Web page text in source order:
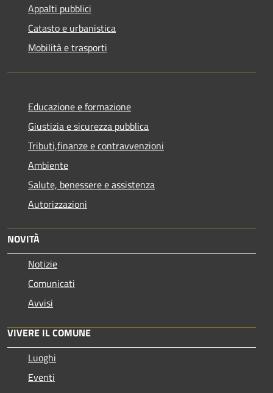
Appalti pubblici
Catasto e urbanistica
Mobilità e trasporti
Educazione e formazione
Giustizia e sicurezza pubblica
Tributi,finanze e contravvenzioni
Ambiente
Salute, benessere e assistenza
Autorizzazioni
NOVITÀ
Notizie
Comunicati
Avvisi
VIVERE IL COMUNE
Luoghi
Eventi